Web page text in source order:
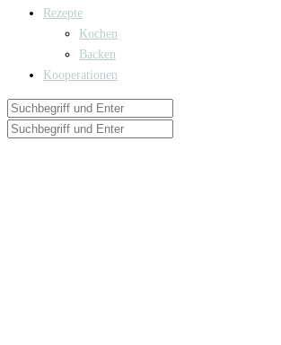
Rezepte
Kochen
Backen
Kooperationen